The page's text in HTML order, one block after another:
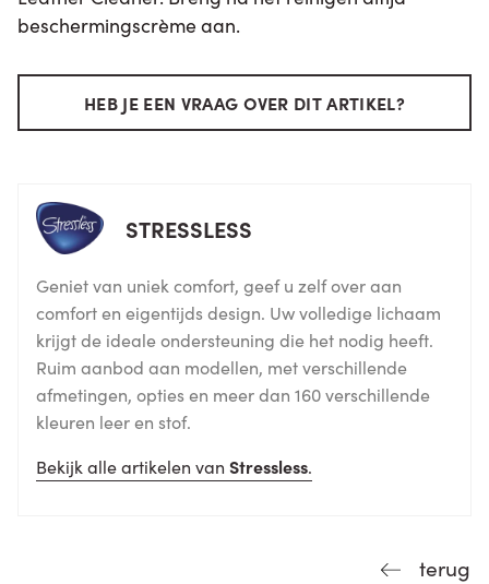
beschermingscrème aan.
HEB JE EEN VRAAG OVER DIT ARTIKEL?
STRESSLESS
Geniet van uniek comfort, geef u zelf over aan
comfort en eigentijds design. Uw volledige lichaam
krijgt de ideale ondersteuning die het nodig heeft.
Ruim aanbod aan modellen, met verschillende
afmetingen, opties en meer dan 160 verschillende
kleuren leer en stof.
Bekijk alle artikelen van Stressless.
terug